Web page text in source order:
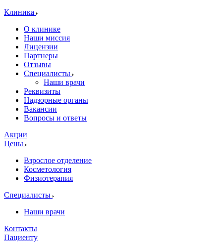
Клиника
О клинике
Наши миссия
Лицензии
Партнеры
Отзывы
Специалисты
Наши врачи
Реквизиты
Надзорные органы
Вакансии
Вопросы и ответы
Акции
Цены
Взрослое отделение
Косметология
Физиотерапия
Специалисты
Наши врачи
Контакты
Пациенту